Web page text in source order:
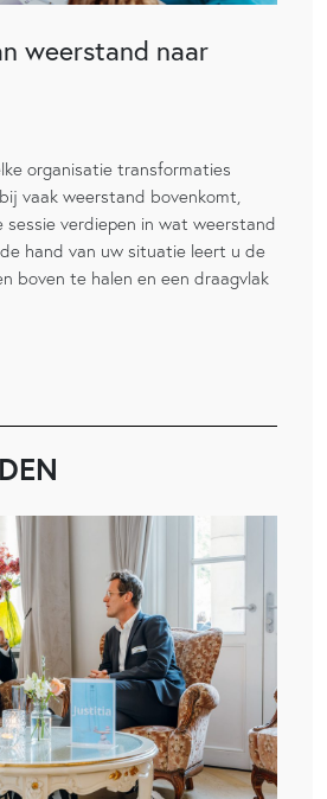
weerstand naar
organisatie transformaties
vaak weerstand bovenkomt,
sessie verdiepen in wat weerstand
hand van uw situatie leert u de
boven te halen en een draagvlak